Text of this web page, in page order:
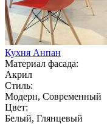
Кухня Анпан
Материал фасада:
Акрил
Стиль:
Модерн, Современный
Цвет:
Белый, Глянцевый